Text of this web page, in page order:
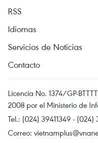
RSS
Idiomas
Servicios de Noticias
Contacto
Licencia No. 1374/GP-
2008 por el Ministerio de
Tel.: (024) 39411349 - (024)
Correo: